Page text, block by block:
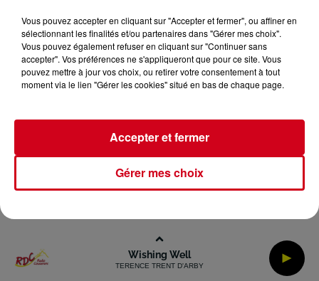
Wishing Well
TERENCE TRENT D'ARBY
2026 2025 2024 2023 2022
Vous pouvez accepter en cliquant sur "Accepter et fermer", ou affiner en
sélectionnant les finalités et/ou partenaires dans "Gérer mes choix".
Vous pouvez également refuser en cliquant sur "Continuer sans
accepter". Vos préférences ne s'appliqueront que pour ce site. Vous
pouvez mettre à jour vos choix, ou retirer votre consentement à tout
moment via le lien "Gérer les cookies" situé en bas de chaque page.
Gérer mes choix
Accepter et fermer